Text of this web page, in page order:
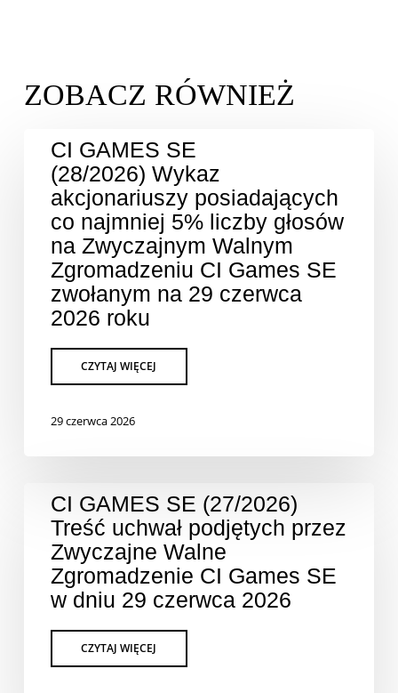
CI GAMES SE
(28/2026) Wykaz
akcjonariuszy posiadających
co najmniej 5% liczby głosów
na Zwyczajnym Walnym
Zgromadzeniu CI Games SE
zwołanym na 29 czerwca
2026 roku
29 czerwca 2026
CI GAMES SE (27/2026)
Treść uchwał podjętych przez
Zwyczajne Walne
Zgromadzenie CI Games SE
w dniu 29 czerwca 2026